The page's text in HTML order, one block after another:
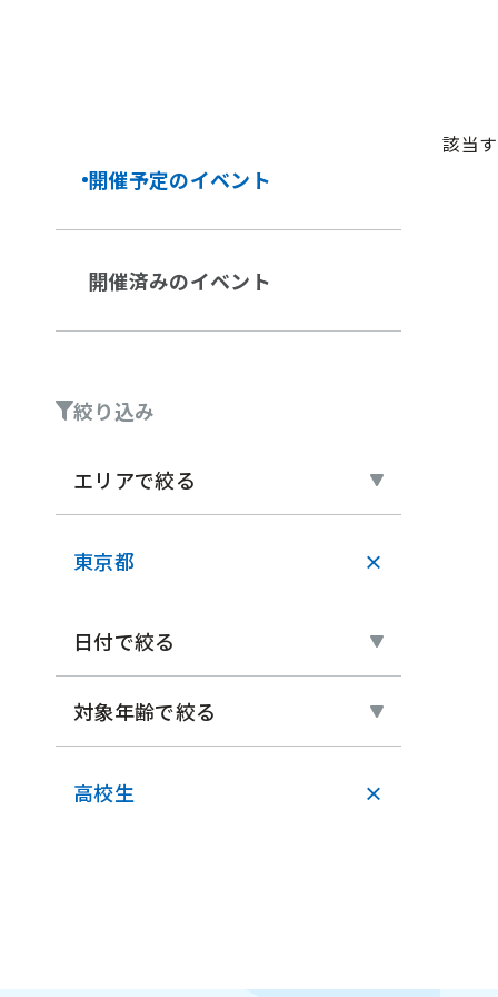
開催予定のイベント
開催済みのイベント
絞り込み
エリアで絞る
東京都 ×
日付で絞る
対象年齢で絞る
高校生 ×
該当